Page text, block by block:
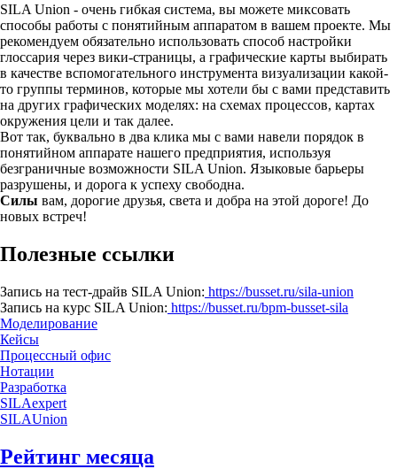
SILA Union - очень гибкая система, вы можете миксовать
способы работы с понятийным аппаратом в вашем проекте. Мы
рекомендуем обязательно использовать способ настройки
глоссария через вики-страницы, а графические карты выбирать
в качестве вспомогательного инструмента визуализации какой-
то группы терминов, которые мы хотели бы с вами представить
на других графических моделях: на схемах процессов, картах
окружения цели и так далее.
Вот так, буквально в два клика мы с вами навели порядок в
понятийном аппарате нашего предприятия, используя
безграничные возможности SILA Union. Языковые барьеры
разрушены, и дорога к успеху свободна.
Силы вам, дорогие друзья, света и добра на этой дороге! До
новых встреч!
Полезные ссылки
Запись на тест-драйв SILA Union: https://busset.ru/sila-union
Запись на курс SILA Union: https://busset.ru/bpm-busset-sila
Моделирование
Кейсы
Процессный офис
Нотации
Разработка
SILAexpert
SILAUnion
Рейтинг месяца